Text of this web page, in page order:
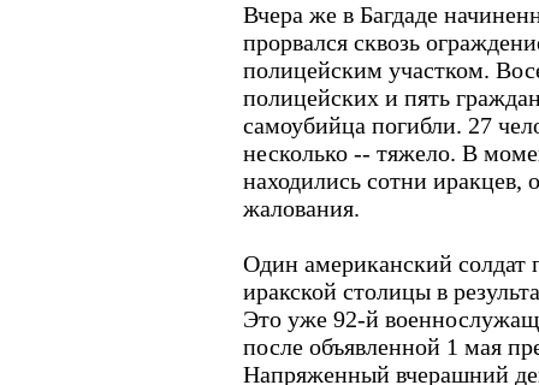
Вчера же в Багдаде
прорвался сквозь
полицейским участком.
полицейских и пять
самоубийца погибли. 27
несколько -- тяжело. В
находились сотни
жалования.
Один американский солдат
иракской столицы в
Это уже 92-й
после объявленной 1 мая
Напряженный вчерашний